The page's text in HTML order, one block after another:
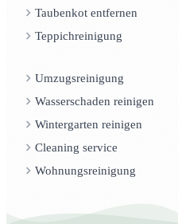
Taubenkot entfernen
Teppichreinigung
Umzugsreinigung
Wasserschaden reinigen
Wintergarten reinigen
Cleaning service
Wohnungsreinigung